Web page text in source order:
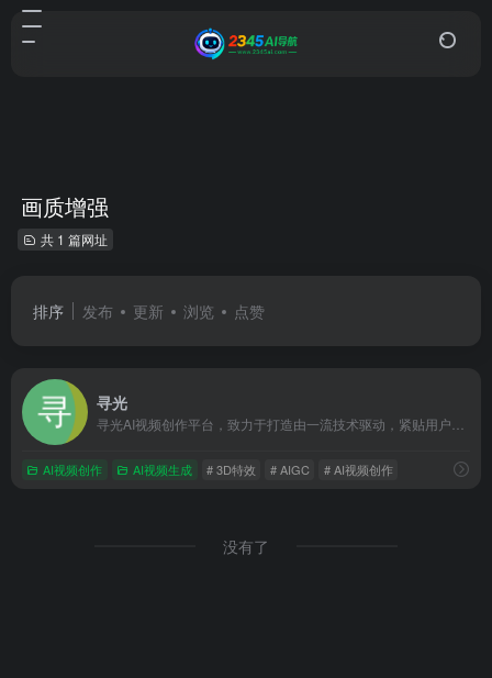
画质增强
共 1 篇网址
排序 发布 更新 浏览 点赞
寻光
AI视频创作 AI视频生成 # 3D特效 # AIGC # AI视频创作
没有了